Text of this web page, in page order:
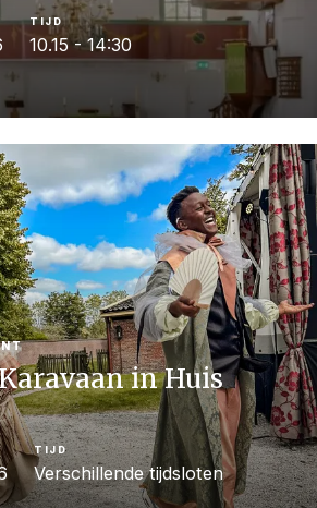
TIJD
10.15 - 14:30
in Huis
TIJD
Verschillende tijdsloten